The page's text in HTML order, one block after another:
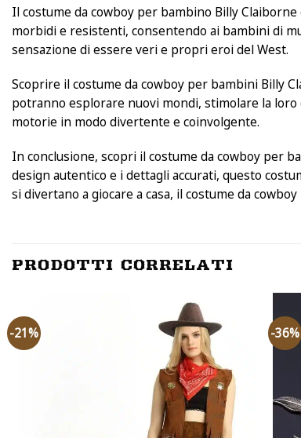
Il costume da cowboy per bambino Billy
morbidi e resistenti, consentendo ai bambini di
sensazione di essere veri e propri eroi del West.
Scoprire il costume da cowboy per bambini Billy
potranno esplorare nuovi mondi, stimolare la loro
motorie in modo divertente e coinvolgente.
In conclusione, scopri il costume da cowboy per
design autentico e i dettagli accurati, questo
si divertano a giocare a casa, il costume da
PRODOTTI CORRELATI
-21% -36%